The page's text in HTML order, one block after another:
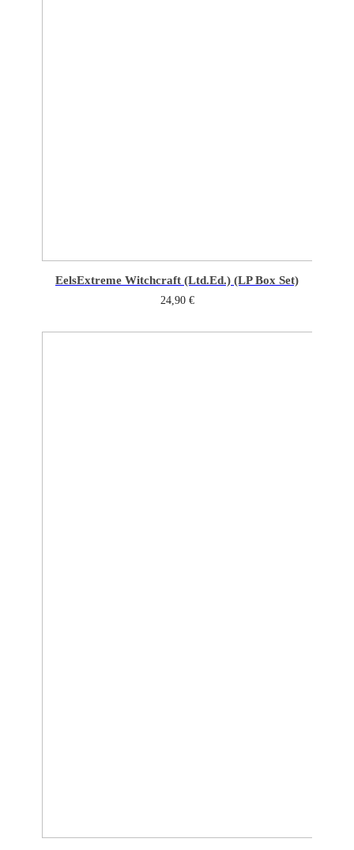
EelsExtreme Witchcraft (Ltd.Ed.) (LP Box Set)
24,90 €